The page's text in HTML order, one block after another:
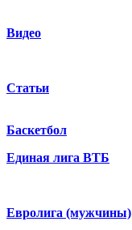
Видео
Статьи
Баскетбол
Единая лига ВТБ
Евролига (мужчины)